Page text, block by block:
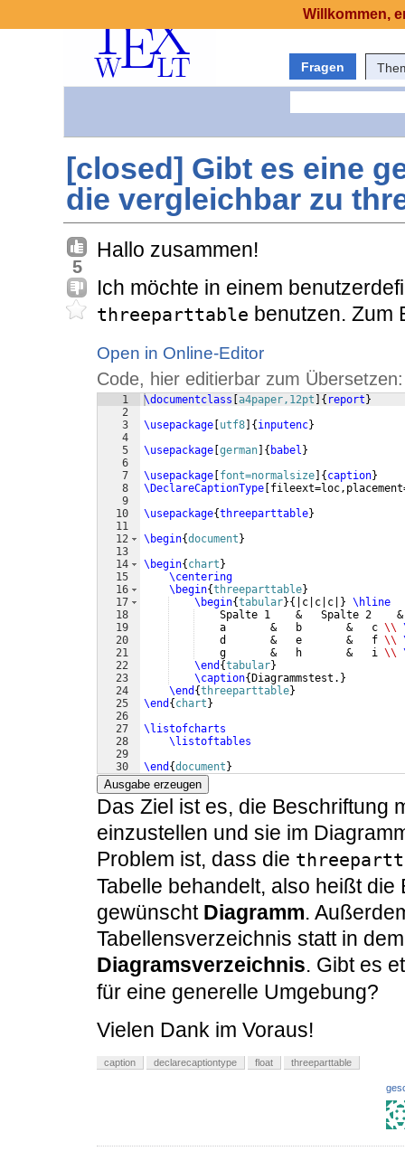
Fragen
[closed] Gibt es eine
die vergleichbar zu
5
Hallo zusammen!
Ich möchte in einem
threeparttable benutzen. Zum
Open in Online-Editor
Code, hier editierbar zum Übersetzen:
1
2
3
4
5
6
7
8
9
10
11
12
13
14
15
16
17
18
19
20
21
22
23
24
25
26
27
28
29
30
\documentclass a4paper,12pt { report }
\usepackage utf8 { inputenc}
\usepackage german { babel }
\usepackage font=normalsize { caption}
\DeclareCaptionType
\usepackage{threeparttable}
\begin{document }
\begin{ chart }
\centering
\begin{threeparttable}
\begin{tabular}{ |c|c|c| } \hline
Spalte 1    &   Spalte 2
    a       &   b       &   c
\\
    d       &   e       &   f
\\
    g       &   h       &   i
\\
\end {tabular}
\caption{ Diagrammstest. }
\end {threeparttable}
\end { chart }
\listofcharts
\listoftables
\end {document }
Ausgabe erzeugen
Das Ziel ist es, die Beschriftung
einzustellen und sie im
Problem ist, dass die
Tabelle behandelt, also heißt
gewünscht Diagramm.
Tabellensverzeichnis statt in
Diagramsverzeichnis. Gibt es
für eine generelle Umgebung?
Vielen Dank im Voraus!
caption declarecaptiontype float threeparttable
Willkommen,